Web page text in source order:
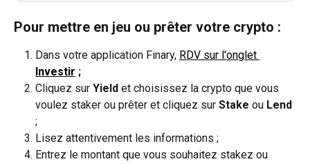
Pour mettre en jeu ou prêter votre crypto :
Dans votre application Finary, RDV sur l'onglet
Investir ;
Cliquez sur Yield et choisissez la crypto que vous
voulez staker ou prêter et cliquez sur Stake ou Lend
;
Lisez attentivement les informations ;
Entrez le montant que vous souhaitez stakez ou